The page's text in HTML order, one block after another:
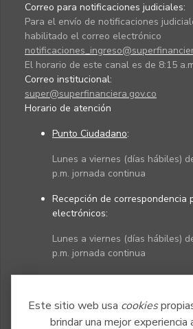
Este sitio web usa cookies
brindar una mejor experiencia
Correo para notificaciones judiciales:
Para el envío de notificaciones
habilitado el correo electrónico
El horario de este canal es de 8:15
Correo institucional:
super@superfinanciera.gov.co
Horario de atención
Punto Ciudadano:
Lunes a viernes (días hábiles)
p.m. jornada continua
Recepción de correspondencia
electrónicos:
Lunes a viernes (días hábiles)
p.m. jornada continua